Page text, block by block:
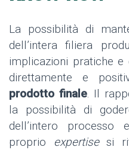
La possibilità di
dell’intera filiera
implicazioni pratiche e
direttamente e
prodotto finale. Il
la possibilità di
dell’intero processo
proprio expertisesi